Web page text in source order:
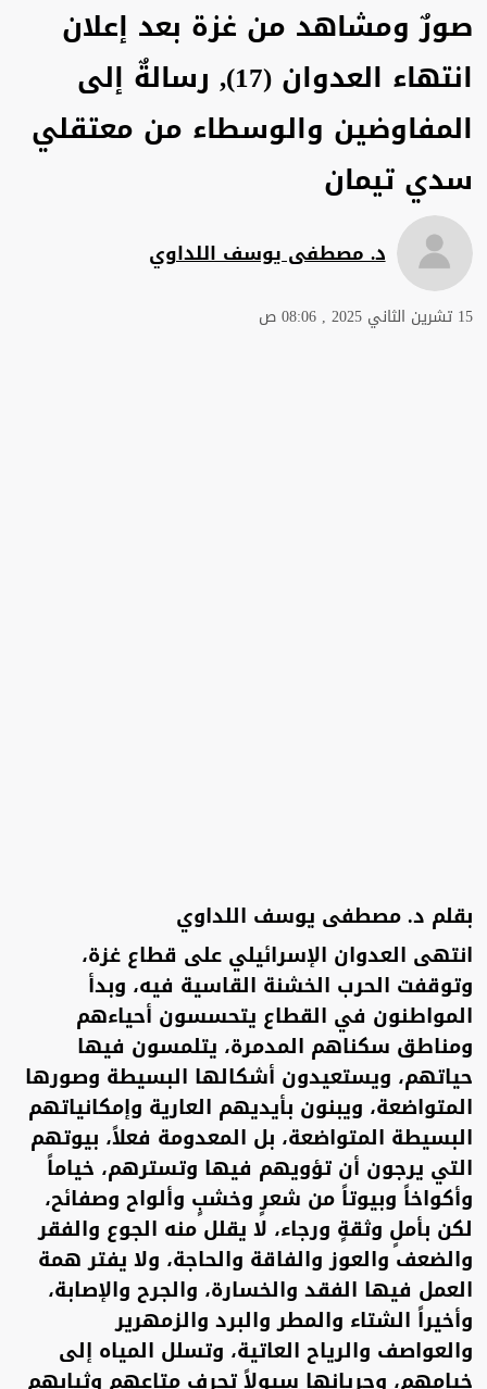
صورٌ ومشاهد من غزة بعد إعلان
انتهاء العدوان (17), رسالةٌ إلى
المفاوضين والوسطاء من معتقلي
سدي تيمان
د. مصطفى يوسف اللداوي
15 تشرين الثاني 2025 , 08:06 ص
بقلم د. مصطفى يوسف اللداوي
انتهى العدوان الإسرائيلي على قطاع غزة،
وتوقفت الحرب الخشنة القاسية فيه، وبدأ
المواطنون في القطاع يتحسسون أحياءهم
ومناطق سكناهم المدمرة، يتلمسون فيها
حياتهم، ويستعيدون أشكالها البسيطة وصورها
المتواضعة، ويبنون بأيديهم العارية وإمكانياتهم
البسيطة المتواضعة، بل المعدومة فعلاً، بيوتهم
التي يرجون أن تؤويهم فيها وتسترهم، خياماً
وأكواخاً وبيوتاً من شعرٍ وخشبٍ وألواح وصفائح،
لكن بأملٍ وثقةٍ ورجاء، لا يقلل منه الجوع والفقر
والضعف والعوز والفاقة والحاجة، ولا يفتر همة
العمل فيها الفقد والخسارة، والجرح والإصابة،
وأخيراً الشتاء والمطر والبرد والزمهرير
والعواصف والرياح العاتية، وتسلل المياه إلى